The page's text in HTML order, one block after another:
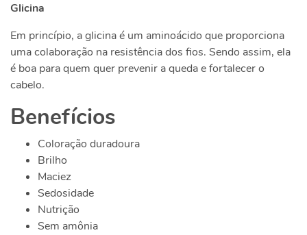
Glicina
Em princípio, a glicina é um aminoácido que proporciona
uma colaboração na resistência dos fios. Sendo assim, ela
é boa para quem quer prevenir a queda e fortalecer o
cabelo.
Benefícios
Coloração duradoura
Brilho
Maciez
Sedosidade
Nutrição
Sem amônia